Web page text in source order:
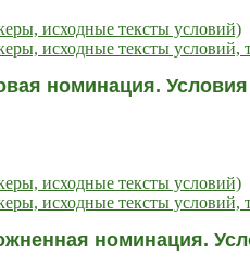
исходные тексты условий)
исходные тексты условий,
номинация.
исходные тексты условий)
исходные тексты условий,
номинация.